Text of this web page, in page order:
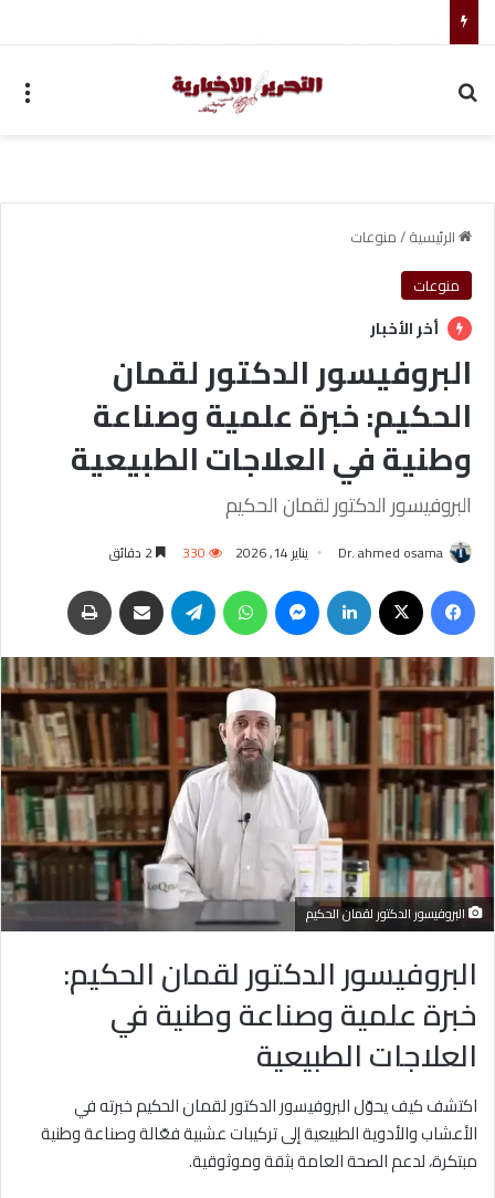
الرئيسية/منوعات
منوعات
أخر الأخبار
البروفيسور الدكتور لقمان
الحكيم: خبرة علمية وصناعة
وطنية في العلاجات الطبيعية
البروفيسور الدكتور لقمان الحكيم
Dr. ahmed osama يناير 14, 2026 330
البروفيسور الدكتور لقمان الحكيم
البروفيسور الدكتور لقمان الحكيم:
خبرة علمية وصناعة وطنية في
العلاجات الطبيعية
اكتشف كيف يحوّل البروفيسور الدكتور لقمان الحكيم خبرته في
الأعشاب والأدوية الطبيعية إلى تركيبات عشبية فعّالة وصناعة وطنية
مبتكرة، لدعم الصحة العامة بثقة وموثوقية.